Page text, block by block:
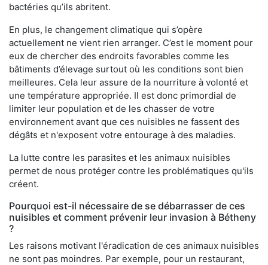
bactéries qu’ils abritent.
En plus, le changement climatique qui s’opère
actuellement ne vient rien arranger. C’est le moment pour
eux de chercher des endroits favorables comme les
bâtiments d’élevage surtout où les conditions sont bien
meilleures. Cela leur assure de la nourriture à volonté et
une température appropriée. Il est donc primordial de
limiter leur population et de les chasser de votre
environnement avant que ces nuisibles ne fassent des
dégâts et n'exposent votre entourage à des maladies.
La lutte contre les parasites et les animaux nuisibles
permet de nous protéger contre les problématiques qu'ils
créent.
Pourquoi est-il nécessaire de se débarrasser de ces
nuisibles et comment prévenir leur invasion à Bétheny
?
Les raisons motivant l'éradication de ces animaux nuisibles
ne sont pas moindres. Par exemple, pour un restaurant,